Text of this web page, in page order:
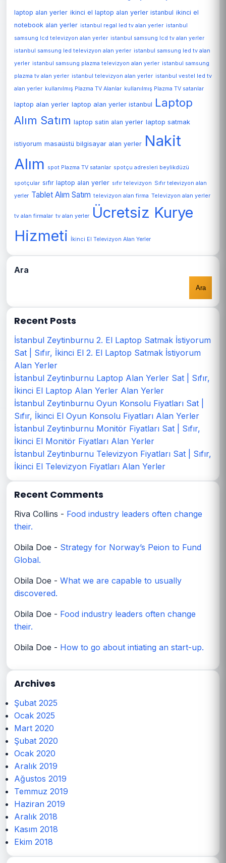
laptop alan yerler ikinci el laptop alan yerler istanbul ikinci el
notebook alan yerler istanbul regal led tv alan yerler istanbul
samsung lcd televizyon alan yerler istanbul samsung lcd tv alan yerler
istanbul samsung led televizyon alan yerler istanbul samsung led tv alan
yerler istanbul samsung plazma televizyon alan yerler istanbul samsung
plazma tv alan yerler istanbul televizyon alan yerler istanbul vestel led tv
alan yerler kullanılmış Plazma TV Alanlar kullanılmış Plazma TV satanlar
laptop alan yerler laptop alan yerler istanbul Laptop
Alım Satım laptop satin alan yerler laptop satmak
istiyorum masaüstü bilgisayar alan yerler Nakit
Alım
spot Plazma TV satanlar spotçu adresleri beylikdüzü
spotçular sıfır laptop alan yerler sıfır televizyon Sıfır televizyon alan
yerler Tablet Alım Satım televizyon alan firma Televizyon alan yerler
tv alan firmalar tv alan yerler
Ücretsiz Kurye
Hizmeti
İkinci El Televizyon Alan Yerler
Ara
Ara
Recent Posts
İstanbul Zeytinburnu 2. El Laptop Satmak İstiyorum
Sat | Sıfır, İkinci El 2. El Laptop Satmak İstiyorum
Alan Yerler
İstanbul Zeytinburnu Laptop Alan Yerler Sat | Sıfır,
İkinci El Laptop Alan Yerler Alan Yerler
İstanbul Zeytinburnu Oyun Konsolu Fiyatları Sat |
Sıfır, İkinci El Oyun Konsolu Fiyatları Alan Yerler
İstanbul Zeytinburnu Monitör Fiyatları Sat | Sıfır,
İkinci El Monitör Fiyatları Alan Yerler
İstanbul Zeytinburnu Televizyon Fiyatları Sat | Sıfır,
İkinci El Televizyon Fiyatları Alan Yerler
Recent Comments
Riva Collins - Food industry leaders often change
their.
Obila Doe - Strategy for Norway’s Peion to Fund
Global.
Obila Doe - What we are capable to usually
discovered.
Obila Doe - Food industry leaders often change
their.
Obila Doe - How to go about intiating an start-up.
Archives
Şubat 2025
Ocak 2025
Mart 2020
Şubat 2020
Ocak 2020
Aralık 2019
Ağustos 2019
Temmuz 2019
Haziran 2019
Aralık 2018
Kasım 2018
Ekim 2018